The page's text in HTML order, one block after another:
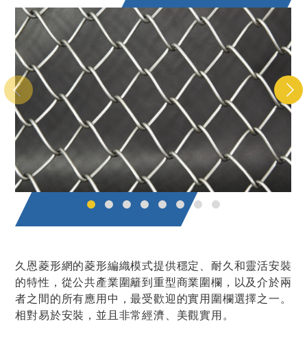
久恩菱形網的菱形編織模式提供穩定、耐久和靈活安裝
的特性，從公共產業圍籬到重型商業圍欄，以及介於兩
者之間的所有應用中，最受歡迎的實用圍欄選擇之一。
相對易於安裝，並且非常經濟、美觀實用。